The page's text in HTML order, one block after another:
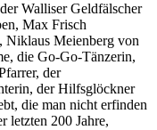
Walliser Geldfälscher
Max Frisch
Niklaus Meienberg von
die Go-Go-Tänzerin,
der
der Hilfsglöckner
die man nicht erfinden
letzten 200 Jahre,